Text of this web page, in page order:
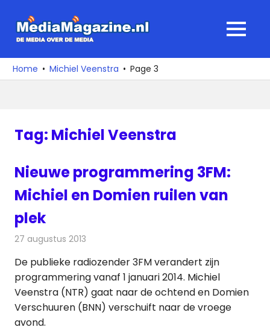
naar
media
over
MENU
Home Michiel Veenstra Page 3
Tag: Michiel Veenstra
Nieuwe programmering 3FM:
Michiel en Domien ruilen van
plek
27 augustus 2013
De publieke radiozender 3FM verandert zijn
programmering vanaf 1 januari 2014. Michiel
Veenstra (NTR) gaat naar de ochtend en Domien
Verschuuren (BNN) verschuift naar de vroege
avond.